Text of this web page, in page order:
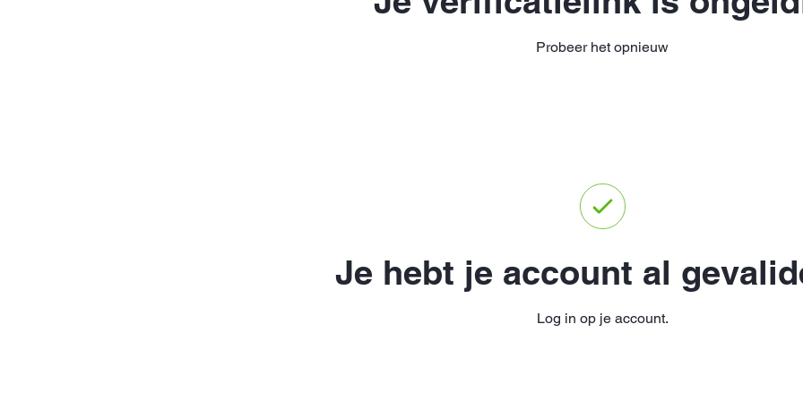
Probeer het opnieuw
Je hebt je account al
Log in op je account.